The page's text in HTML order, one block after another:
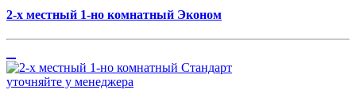
2-х местный 1-но комнатный Эконом
уточняйте у менеджера